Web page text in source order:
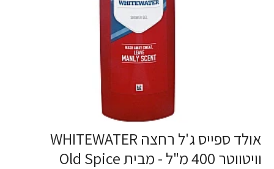
אולד ספייס ג'ל רחצה WHITEWATER
וויטווטר 400 מ"ל - מבית Old Spice